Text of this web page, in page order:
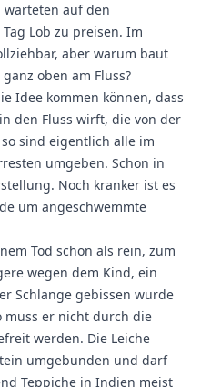
warteten auf den
Lob zu preisen. Im
aber warum baut
oben am Fluss?
Idee kommen können, dass
den Fluss wirft, die von der
sind eigentlich alle im
umgeben. Schon in
Noch kranker ist es
um angeschwemmte
Tod schon als rein, zum
wegen dem Kind, ein
Schlange gebissen wurde
muss er nicht durch die
werden. Die Leiche
umgebunden und darf
Teppiche in Indien meist